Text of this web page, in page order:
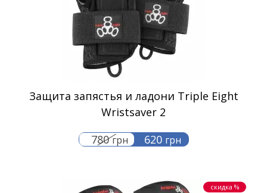
Защита запястья и ладони Triple Eight
Wristsaver 2
780грн 620 грн
скидка %